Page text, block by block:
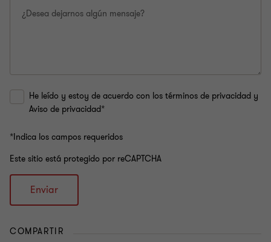
¿Desea dejarnos algún mensaje?
He leído y estoy de acuerdo con los términos de privacidad y
Aviso de privacidad*
*Indica los campos requeridos
Este sitio está protegido por reCAPTCHA
Enviar
COMPARTIR